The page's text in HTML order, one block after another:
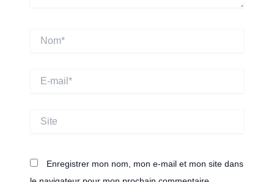
mail*
Enregistrer mon nom, mon e-mail et mon site dans